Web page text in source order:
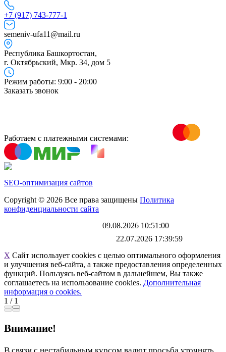
+7 (917) 743-777-1
semeniv-ufa11@mail.ru
Республика Башкортостан,
г. Октябрьский, Мкр. 34, дом 5
Режим работы: 9:00 - 20:00
Заказать звонок
Работаем с платежными системами:
SEO-оптимизация сайтов
Copyright © 2026 Все права защищены Политика
конфиденциальности сайта
09.08.2026 10:51:00
22.07.2026 17:39:59
X Сайт использует cookies с целью оптимального оформления
и улучшения веб-сайта, а также предоставления определенных
функций. Пользуясь веб-сайтом в дальнейшем, Вы также
соглашаетесь на использование cookies. Дополнительная
информация о cookies.
1 / 1
Внимание!